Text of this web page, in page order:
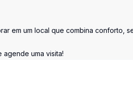
em um local que combina conforto,
agende uma visita!